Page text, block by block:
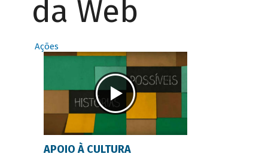
da Web
Ações
APOIO À CULTURA